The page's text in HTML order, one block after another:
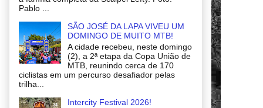
Pablo ...
SÃO JOSÉ DA LAPA VIVEU UM
DOMINGO DE MUITO MTB!
A cidade recebeu, neste domingo
(2), a 2ª etapa da Copa União de
MTB, reunindo cerca de 170
ciclistas em um percurso desafiador pelas
trilha...
Intercity Festival 2026!